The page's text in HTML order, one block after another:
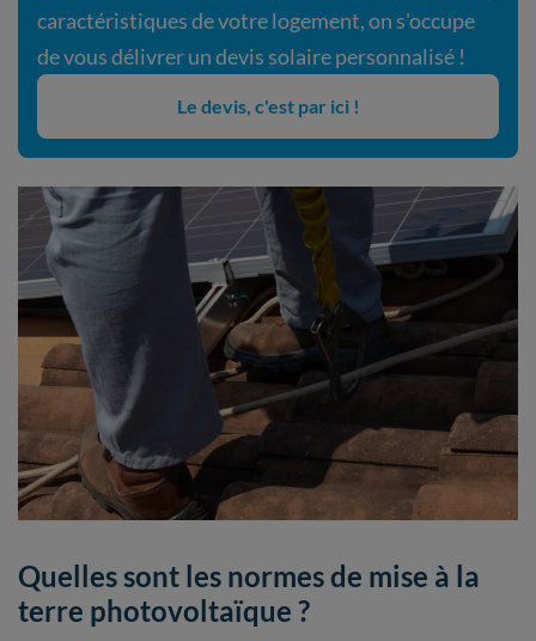
caractéristiques de votre logement, on s'occupe
de vous délivrer un devis solaire personnalisé !
Le devis, c'est par ici !
Quelles sont les normes de mise à la
terre photovoltaïque ?